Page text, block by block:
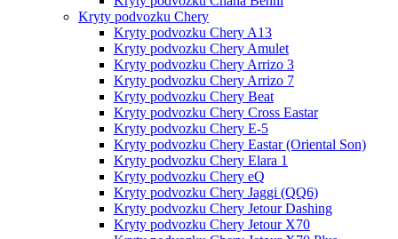
Kryty podvozku Chery
Kryty podvozku Chery A13
Kryty podvozku Chery Amulet
Kryty podvozku Chery Arrizo 3
Kryty podvozku Chery Arrizo 7
Kryty podvozku Chery Beat
Kryty podvozku Chery Cross Eastar
Kryty podvozku Chery E-5
Kryty podvozku Chery Eastar (Oriental Son)
Kryty podvozku Chery Elara 1
Kryty podvozku Chery eQ
Kryty podvozku Chery Jaggi (QQ6)
Kryty podvozku Chery Jetour Dashing
Kryty podvozku Chery Jetour X70